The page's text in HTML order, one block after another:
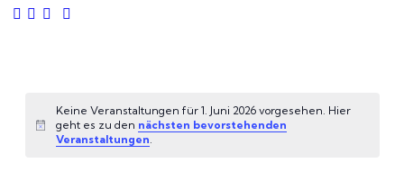
Hinweis
Keine Veranstaltungen für 1. Juni 2026 vorgesehen. Hier
geht es zu den nächsten bevorstehenden
Veranstaltungen.